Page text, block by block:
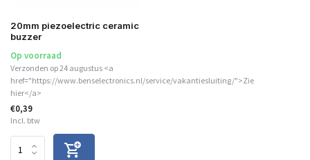
20mm piezoelectric ceramic
buzzer
Op voorraad
Verzonden op 24 augustus <a
href="https://www.benselectronics.nl/service/vakantiesluiting/">Zie
hier</a>
€0,39
Incl. btw